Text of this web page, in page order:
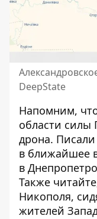
DeepState
Напомним,
области силы
дрона.
в ближайшее
в
Также
Никополя,
жителей